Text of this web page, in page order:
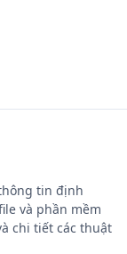
tin định
và phần mềm
chi tiết các thuật